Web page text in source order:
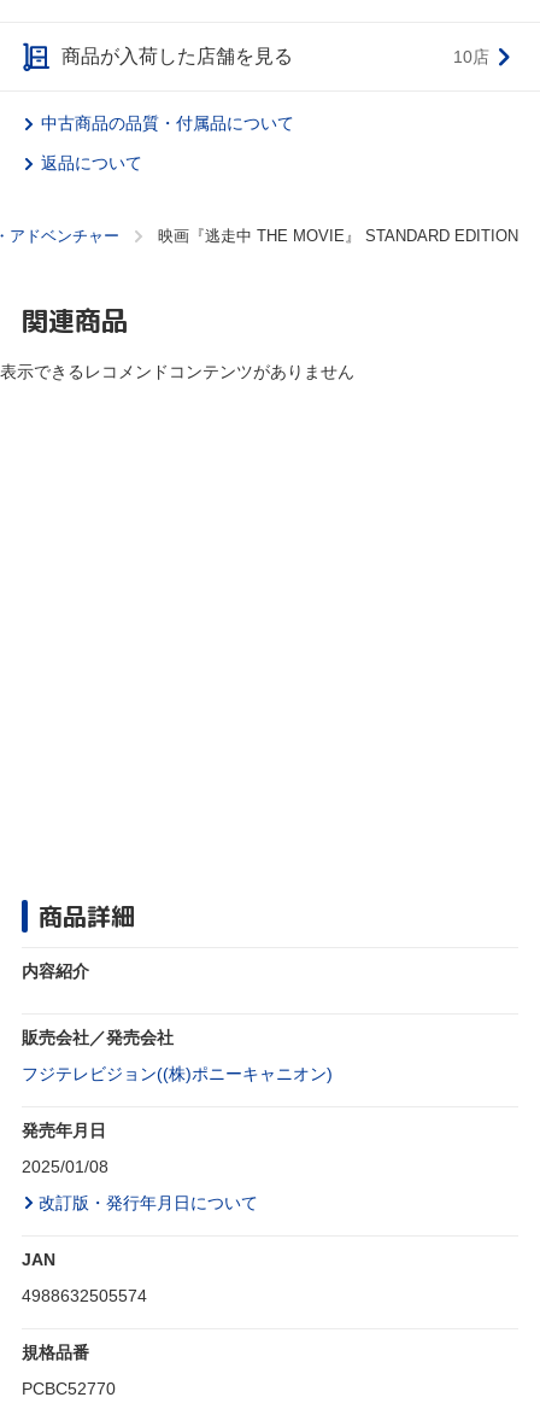
商品が入荷した店舗を見る 10店
中古商品の品質・付属品について
返品について
アドベンチャー 映画『逃走中 THE MOVIE』 STANDARD EDITION
関連商品
表示できるレコメンドコンテンツがありません
商品詳細
内容紹介
販売会社／発売会社
フジテレビジョン((株)ポニーキャニオン)
発売年月日
2025/01/08
改訂版・発行年月日について
JAN
4988632505574
規格品番
PCBC52770